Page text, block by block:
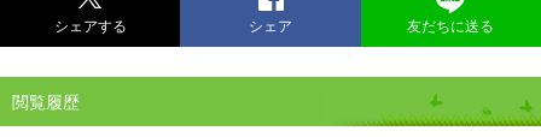
シェアする シェア 友だちに送る
閲覧履歴